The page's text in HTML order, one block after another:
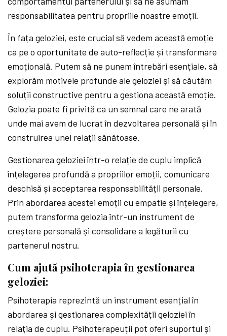
responsabilitatea pentru propriile noastre emoții.
În fața geloziei, este crucial să vedem această emoție
ca pe o oportunitate de auto-reflecție și transformare
emoțională. Putem să ne punem întrebări esențiale, să
explorăm motivele profunde ale geloziei și să căutăm
soluții constructive pentru a gestiona această emoție.
Gelozia poate fi privită ca un semnal care ne arată
unde mai avem de lucrat în dezvoltarea personală și în
construirea unei relații sănătoase.
Gestionarea geloziei într-o relație de cuplu implică
înțelegerea profundă a propriilor emoții, comunicare
deschisă și acceptarea responsabilității personale.
Prin abordarea acestei emoții cu empatie și înțelegere,
putem transforma gelozia într-un instrument de
creștere personală și consolidare a legăturii cu
partenerul nostru.
Cum ajută psihoterapia în gestionarea
geloziei:
Psihoterapia reprezintă un instrument esențial în
abordarea și gestionarea complexității geloziei în
relația de cuplu. Psihoterapeuții pot oferi suportul și